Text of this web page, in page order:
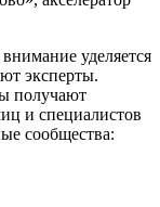
уделяется
эксперты.
получают
и специалистов
сообщества: